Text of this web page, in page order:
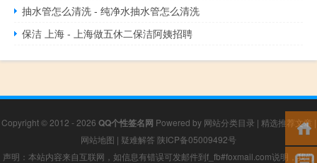
抽水管怎么清洗 - 纯净水抽水管怎么清洗
保洁 上海 - 上海做五休二保洁阿姨招聘
Copyright © 2012 - 2026 QQ个性签名网 Powered by 网站分类目录 | 精选推荐文章 |
网站地图 | 疑难解答 陕ICP备05009492号
声明：本站内容来自互联网，如信息有错误可发邮件到f_fb#foxmail.com说明，我们